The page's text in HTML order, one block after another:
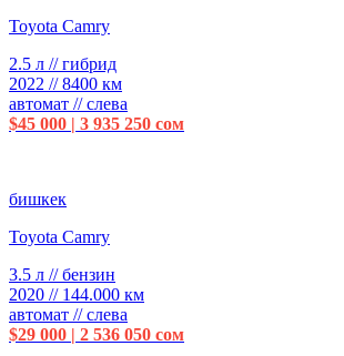
Toyota Camry
2.5 л // гибрид
2022 // 8400 км
автомат // слева
$45 000 | 3 935 250 сом
бишкек
Toyota Camry
3.5 л // бензин
2020 // 144.000 км
автомат // слева
$29 000 | 2 536 050 сом